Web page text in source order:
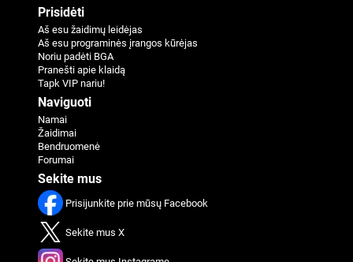
Prisidėti
Aš esu žaidimų leidėjas
Aš esu programinės įrangos kūrėjas
Noriu padėti BGA
Pranešti apie klaidą
Tapk VIP nariu!
Naviguoti
Namai
Žaidimai
Bendruomenė
Forumai
Sekite mus
Prisijunkite prie mūsų Facebook
Sekite mus X